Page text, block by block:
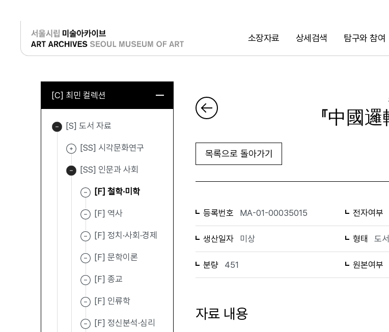
소장자료 상세검색 탐구와 참여
검색
로그인
[C] 최민 컬렉션
[S] 도서 자료
[SS] 시각문화연구
[SS] 인문과 사회
[F] 철학·미학
[F] 역사
[F] 정치·사회·경제
[F] 문학이론
[F] 종교
[F] 인류학
[F] 정신분석·심리
『中國
목록으로 돌아가기
등록번호 MA-01-00035015 전자여부
생산일자 미상 형태 도
분량 451 원본여부
자료 내용